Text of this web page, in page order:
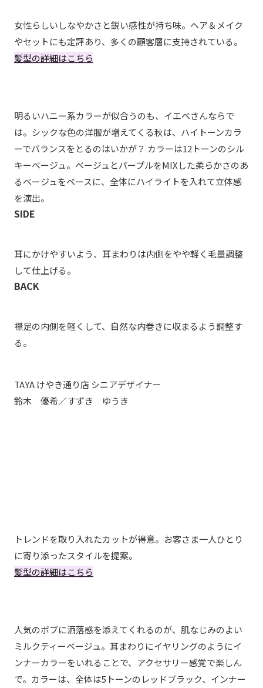
女性らしいしなやかさと鋭い感性が持ち味。ヘア＆メイク
やセットにも定評あり、多くの顧客層に支持されている。
髪型の詳細はこちら
明るいハニー系カラーが似合うのも、イエベさんならで
は。シックな色の洋服が増えてくる秋は、ハイトーンカラ
ーでバランスをとるのはいかが？ カラーは12トーンのシル
キーベージュ。ベージュとパープルをMIXした柔らかさのあ
るベージュをベースに、全体にハイライトを入れて立体感
を演出。
SIDE
耳にかけやすいよう、耳まわりは内側をやや軽く毛量調整
して仕上げる。
BACK
襟足の内側を軽くして、自然な内巻きに収まるよう調整す
る。
TAYA けやき通り店 シニアデザイナー
鈴木 優希／すずき ゆうき
トレンドを取り入れたカットが得意。お客さま一人ひとり
に寄り添ったスタイルを提案。
髪型の詳細はこちら
人気のボブに洒落感を添えてくれるのが、肌なじみのよい
ミルクティーベージュ。耳まわりにイヤリングのようにイ
ンナーカラーをいれることで、アクセサリー感覚で楽しん
で。カラーは、全体は5トーンのレッドブラック、インナー